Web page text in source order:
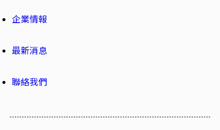
企業情報
最新消息
聯絡我們